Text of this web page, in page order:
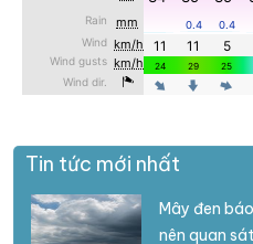
Tin tức mới nhất
Mây đen
nên quan sát